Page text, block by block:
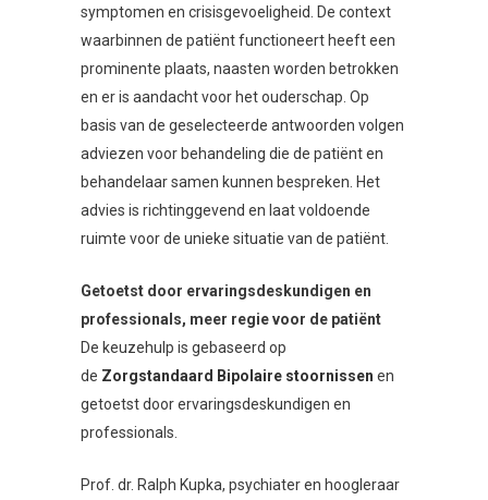
symptomen en crisisgevoeligheid. De context
waarbinnen de patiënt functioneert heeft een
prominente plaats, naasten worden betrokken
en er is aandacht voor het ouderschap. Op
basis van de geselecteerde antwoorden volgen
adviezen voor behandeling die de patiënt en
behandelaar samen kunnen bespreken. Het
advies is richtinggevend en laat voldoende
ruimte voor de unieke situatie van de patiënt.
Getoetst door ervaringsdeskundigen en
professionals, meer regie voor de patiënt
De keuzehulp is gebaseerd op
de Zorgstandaard Bipolaire stoornissen en
getoetst door ervaringsdeskundigen en
professionals.
Prof. dr. Ralph Kupka, psychiater en hoogleraar